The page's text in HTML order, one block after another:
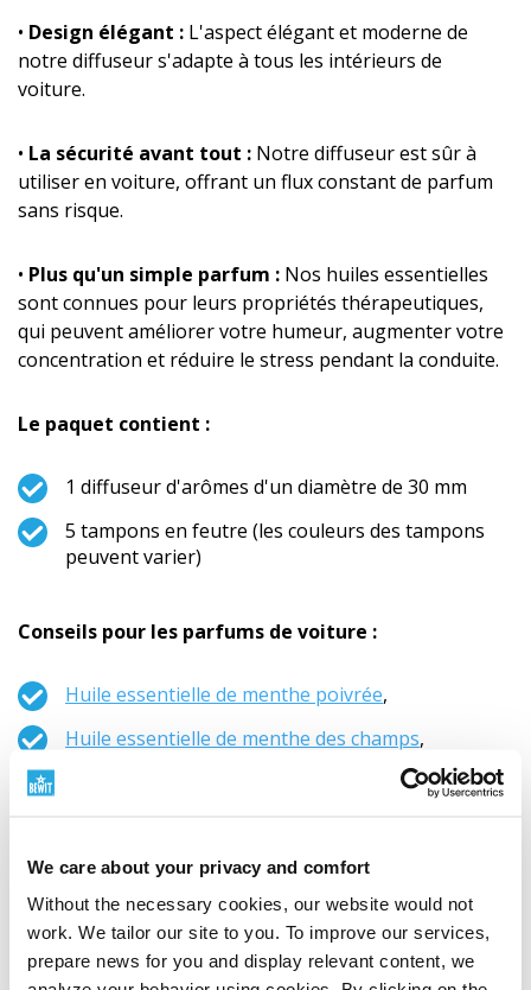
We care about your privacy and comfort
Without the necessary cookies, our website would not
work. We tailor our site to you. To improve our services,
prepare news for you and display relevant content, we
• Design élégant : L'aspect élégant et moderne de
notre diffuseur s'adapte à tous les intérieurs de
voiture.
• La sécurité avant tout : Notre diffuseur est sûr à
utiliser en voiture, offrant un flux constant de parfum
sans risque.
• Plus qu'un simple parfum : Nos huiles essentielles
sont connues pour leurs propriétés thérapeutiques,
qui peuvent améliorer votre humeur, augmenter votre
concentration et réduire le stress pendant la conduite.
Le paquet contient :
1 diffuseur d'arômes d'un diamètre de 30 mm
5 tampons en feutre (les couleurs des tampons
peuvent varier)
Conseils pour les parfums de voiture :
Huile essentielle de menthe poivrée,
Huile essentielle de menthe des champs,
Huile essentielle de citronnelle– rafraîchit, stimule
l'esprit, favorise la concentration
Huile essentielle d'orange sanguine RAW,
Huile essentielle d'orange,